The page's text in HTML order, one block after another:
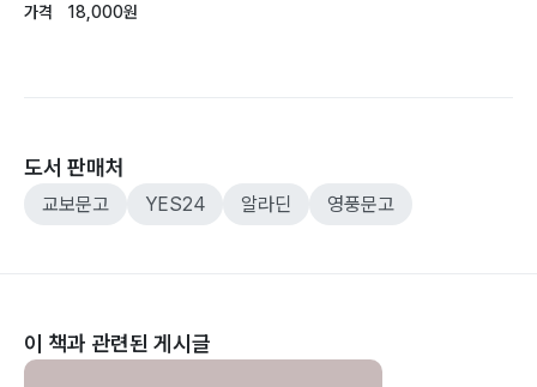
가격
18,000원
도서 판매처
교보문고 YES24 알라딘 영풍문고
이 책과 관련된 게시글